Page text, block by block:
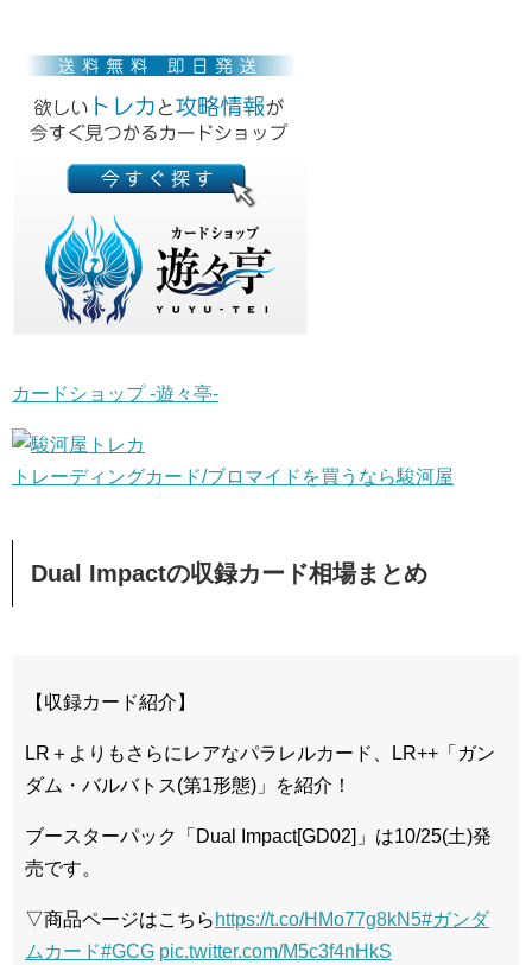
カードショップ -遊々亭-
トレーディングカード/ブロマイドを買うなら駿河屋
Dual Impactの収録カード相場まとめ
【収録カード紹介】
LR＋よりもさらにレアなパラレルカード、LR++「ガン
ダム・バルバトス(第1形態)」を紹介！
ブースターパック「Dual Impact[GD02]」は10/25(土)発
売です。
▽商品ページはこちら https://t.co/HMo77g8kN5#ガンダ
ムカード#GCG pic.twitter.com/M5c3f4nHkS